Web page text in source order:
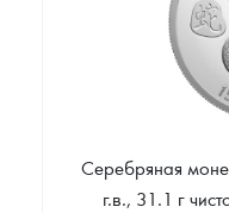
Серебряная
г.в., 31.1 г